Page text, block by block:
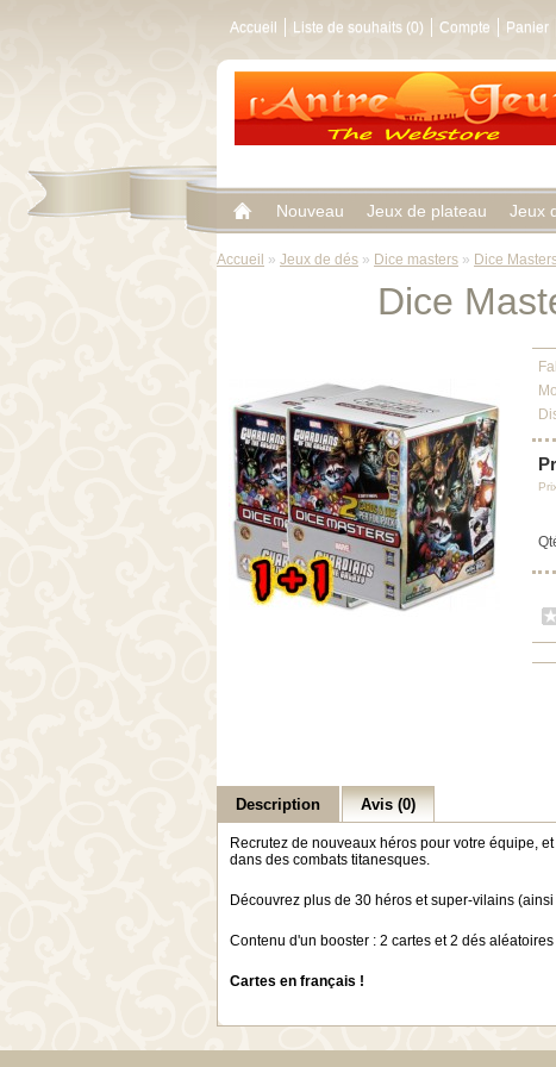
Accueil Liste de souhaits (0) Compte Panier
Nouveau Jeux de plateau Jeux
Accueil » Jeux de dés » Dice masters » Dice
Dice
Description Avis (0)
Recrutez de nouveaux héros pour votre équipe,
dans des combats titanesques.
Découvrez plus de 30 héros et super-vilains
Contenu d'un booster : 2 cartes et 2 dés aléatoires
Cartes en français !